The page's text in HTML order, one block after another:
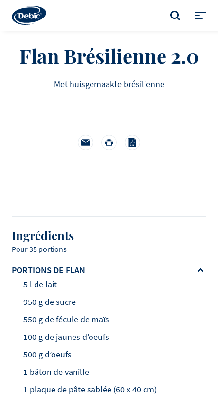
main
RECHERCHER
Flan Brésilienne 2.0
Met huisgemaakte brésilienne
Ingrédients
Pour 35 portions
PORTIONS DE FLAN
5 l de lait
950 g de sucre
550 g de fécule de maïs
100 g de jaunes d’oeufs
500 g d’oeufs
1 bâton de vanille
1 plaque de pâte sablée (60 x 40 cm)